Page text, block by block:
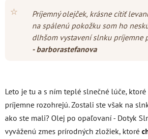
⭐
Príjemný olejček, krásne cítiť
na spálenú pokožku som ho
dlhšom vystavení slnku príjemne
- barborastefanova
Leto je tu a s ním teplé slnečné lúče,
príjemne rozohrejú. Zostali ste však na
ako ste mali? Olej po opaľovaní - Dotyk
vyváženú zmes prírodných zložiek, ktoré